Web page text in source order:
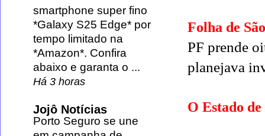
Folha de
PF prende
planejava
O Estado
smartphone super fino
*Galaxy S25 Edge* por
tempo limitado na
*Amazon*. Confira
abaixo e garanta o ...
Há 3 horas
Jojô Notícias
Porto Seguro se une